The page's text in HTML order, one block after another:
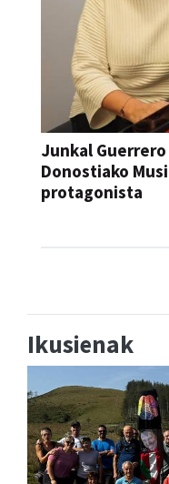
Junkal
Donostiako
protagonista
Ikusienak